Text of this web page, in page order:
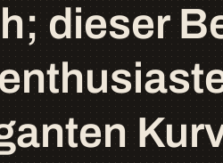
dieser